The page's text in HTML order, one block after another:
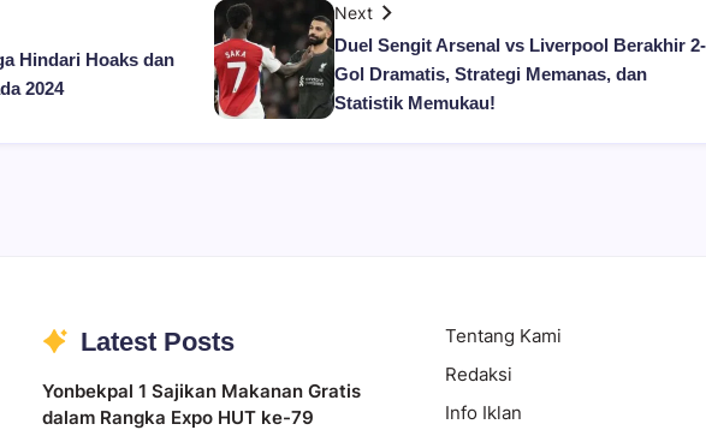
Hindari Hoaks dan
2024
Next
Duel Sengit Arsenal vs Liverpool Berakhir
Gol Dramatis, Strategi Memanas, dan
Statistik Memukau!
Latest Posts
Yonbekpal 1 Sajikan Makanan Gratis
dalam Rangka Expo HUT ke-79
Tentang Kami
Redaksi
Info Iklan